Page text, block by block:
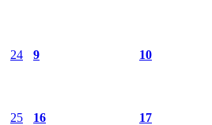
24 9 10
25 16 17